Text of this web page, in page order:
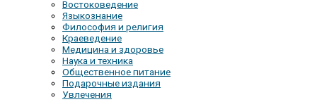
Востоковедение
Языкознание
Философия и религия
Краеведение
Медицина и здоровье
Наука и техника
Общественное питание
Подарочные издания
Увлечения